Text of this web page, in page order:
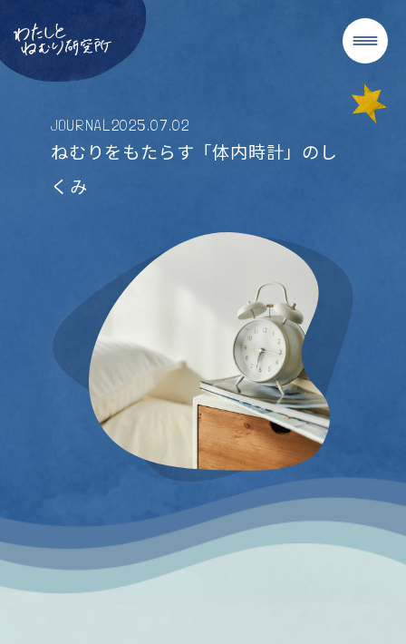
JOURNAL2025.07.02
ねむりをもたらす「体内時計」のし
くみ